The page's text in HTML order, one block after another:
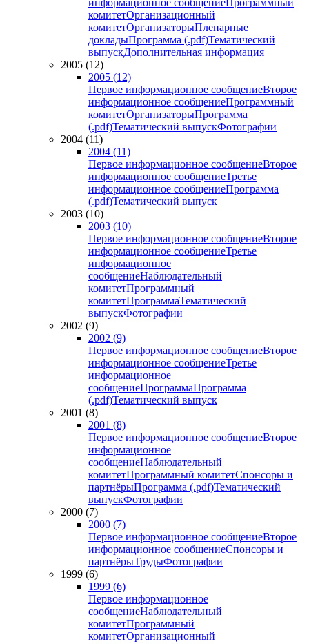
информационное сообщениеПрограммный
комитетОрганизационный
комитетОрганизаторыПленарные
докладыПрограмма (.pdf)Тематический
выпускДополнительная информация
2005 (12)
2005 (12)
Первое информационное сообщениеВторое
информационное сообщениеПрограммный
комитетОрганизаторыПрограмма
(.pdf)Тематический выпускФотографии
2004 (11)
2004 (11)
Первое информационное сообщениеВторое
информационное сообщениеТретье
информационное сообщениеПрограмма
(.pdf)Тематический выпуск
2003 (10)
2003 (10)
Первое информационное сообщениеВторое
информационное сообщениеТретье
информационное
сообщениеНаблюдательный
комитетПрограммный
комитетПрограммаТематический
выпускФотографии
2002 (9)
2002 (9)
Первое информационное сообщениеВторое
информационное сообщениеТретье
информационное
сообщениеПрограммаПрограмма
(.pdf)Тематический выпуск
2001 (8)
2001 (8)
Первое информационное сообщениеВторое
информационное
сообщениеНаблюдательный
комитетПрограммный комитетСпонсоры и
партнёрыПрограмма (.pdf)Тематический
выпускФотографии
2000 (7)
2000 (7)
Первое информационное сообщениеВторое
информационное сообщениеСпонсоры и
партнёрыТрудыФотографии
1999 (6)
1999 (6)
Первое информационное
сообщениеНаблюдательный
комитетПрограммный
комитетОрганизационный